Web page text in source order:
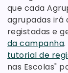
que cada
agrupadas irá
registadas e
da campanha
tutorial de
nas Escolas"